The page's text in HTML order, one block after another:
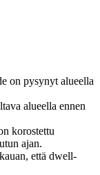
on pysynyt alueella
alueella ennen
korostettu
ajan.
että dwell-